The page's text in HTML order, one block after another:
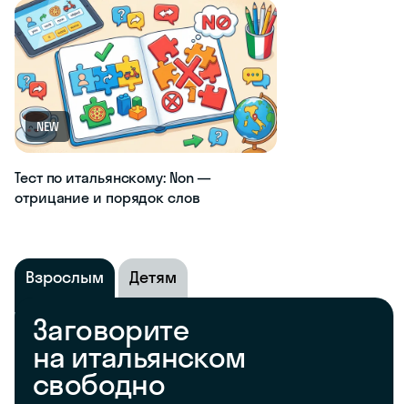
NEW
Тест по итальянскому: Non —
отрицание и порядок слов
Взрослым Детям
Заговорите
на итальянском
свободно